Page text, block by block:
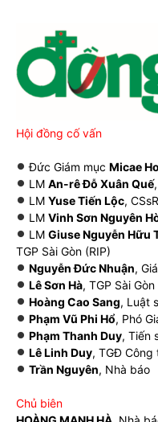
Hội đồng cố vấn
Đức Giám mục Micae
LM An-rê Đỗ Xuân Quế
LM Yuse Tiến Lộc,
LM Vinh Sơn Nguyên
LM Giuse Nguyễn Hữu
TGP Sài Gòn (RIP)
Nguyễn Đức Nhuận,
Lê Sơn Hà, TGP Sài Gòn
Hoàng Cao Sang, Luật
Phạm Vũ Phi Hổ, Phó
Phạm Thanh Duy, Tiến
Lê Linh Duy, TGĐ Công
Trần Nguyên, Nhà báo
Chủ biên